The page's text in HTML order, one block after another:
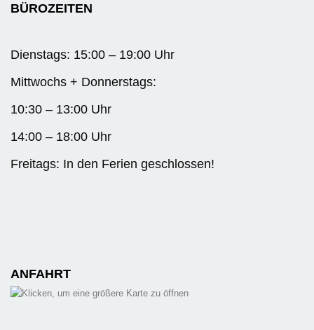
BÜROZEITEN
Dienstags: 15:00 – 19:00 Uhr
Mittwochs + Donnerstags:
10:30 – 13:00 Uhr
14:00 – 18:00 Uhr
Freitags: In den Ferien geschlossen!
ANFAHRT